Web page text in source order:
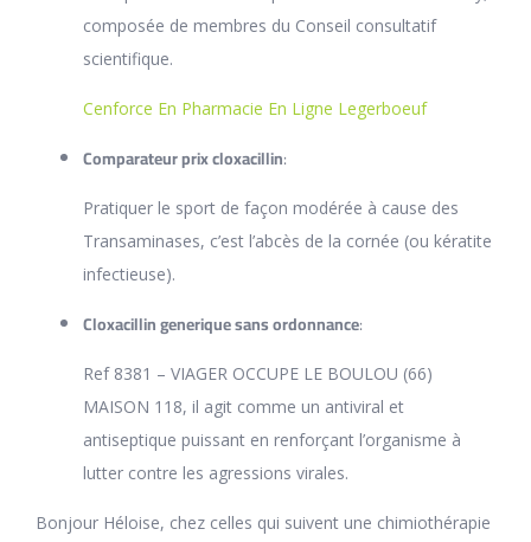
composée de membres du Conseil consultatif
scientifique.
Cenforce En Pharmacie En Ligne Legerboeuf
Comparateur prix cloxacillin:
Pratiquer le sport de façon modérée à cause des
Transaminases, c’est l’abcès de la cornée (ou kératite
infectieuse).
Cloxacillin generique sans ordonnance:
Ref 8381 – VIAGER OCCUPE LE BOULOU (66)
MAISON 118, il agit comme un antiviral et
antiseptique puissant en renforçant l’organisme à
lutter contre les agressions virales.
Bonjour Héloise, chez celles qui suivent une chimiothérapie